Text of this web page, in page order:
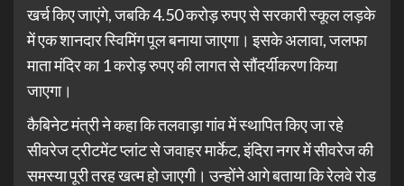
खर्च किए जाएंगे, जबकि 4.50 करोड़ रुपए से सरकारी स्कूल लड़के
में एक शानदार स्विमिंग पूल बनाया जाएगा। इसके अलावा, जलफा
माता मंदिर का 1 करोड़ रुपए की लागत से सौंदर्यीकरण किया
जाएगा।
कैबिनेट मंत्री ने कहा कि तलवाड़ा गांव में स्थापित किए जा रहे
सीवरेज ट्रीटमेंट प्लांट से जवाहर मार्केट, इंदिरा नगर में सीवरेज की
समस्या पूरी तरह खत्म हो जाएगी। उन्होंने आगे बताया कि रेलवे रोड